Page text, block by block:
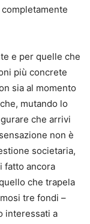
e per quelle che
più concrete
sia al momento
mutando lo
che arrivi
non è
societaria,
fatto ancora
che trapela
tre fondi –
interessati a